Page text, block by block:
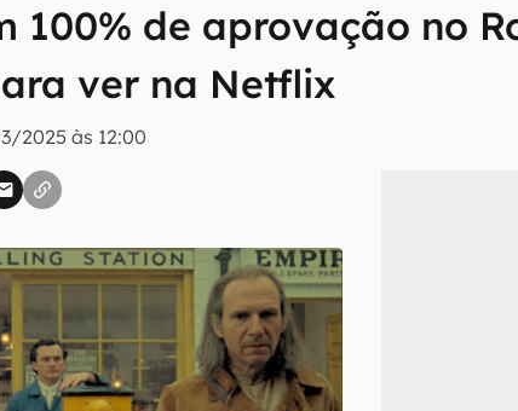
100% de aprovação no
ver na Netflix
2025 às 12:00
inteligente do mundo tech!
do Canaltech e receba notícias e reviews sobre tecnologia
inscreva-se
e concordo com os Termos de Uso e Política de Privacidade do